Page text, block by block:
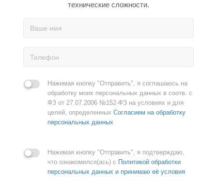
технические сложности.
Нажимая кнопку "Отправить", я соглашаюсь на
обработку моих персональных данных в соотв. с
ФЗ от 27.07.2006 №152-ФЗ на условиях и для
целей, определенных Согласием на обработку
персональных данных
Нажимая кнопку "Отправить", я подтверждаю,
что ознакомился(ась) с Политикой обработки
персональных данных и принимаю её условия